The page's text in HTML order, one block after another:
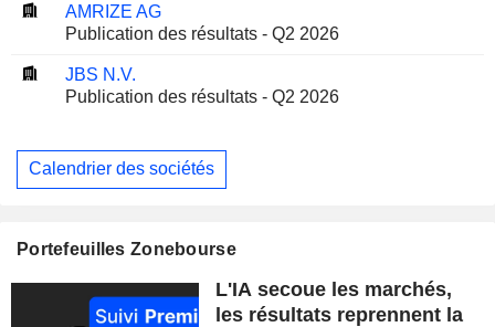
AMRIZE AG
Publication des résultats - Q2 2026
JBS N.V.
Publication des résultats - Q2 2026
Calendrier des sociétés
Portefeuilles Zonebourse
L'IA secoue les marchés,
les résultats reprennent la